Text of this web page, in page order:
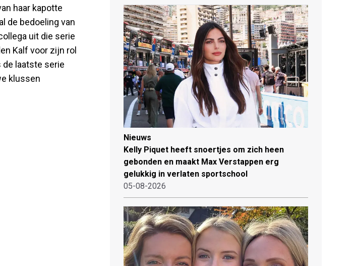
haar kapotte
de bedoeling van
uit die serie
Kalf voor zijn rol
de laatste serie
klussen
Nieuws
Kelly Piquet heeft snoertjes om zich heen
gebonden en maakt Max Verstappen erg
gelukkig in verlaten sportschool
05-08-2026